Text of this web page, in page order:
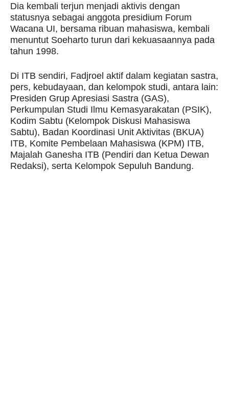
Dia kembali terjun menjadi aktivis dengan
statusnya sebagai anggota presidium Forum
Wacana UI, bersama ribuan mahasiswa, kembali
menuntut Soeharto turun dari kekuasaannya pada
tahun 1998.
Di ITB sendiri, Fadjroel aktif dalam kegiatan sastra,
pers, kebudayaan, dan kelompok studi, antara lain:
Presiden Grup Apresiasi Sastra (GAS),
Perkumpulan Studi Ilmu Kemasyarakatan (PSIK),
Kodim Sabtu (Kelompok Diskusi Mahasiswa
Sabtu), Badan Koordinasi Unit Aktivitas (BKUA)
ITB, Komite Pembelaan Mahasiswa (KPM) ITB,
Majalah Ganesha ITB (Pendiri dan Ketua Dewan
Redaksi), serta Kelompok Sepuluh Bandung.